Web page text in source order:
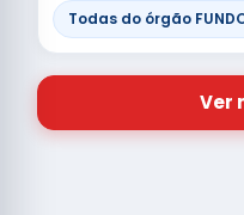
Todas do órgão
Ver